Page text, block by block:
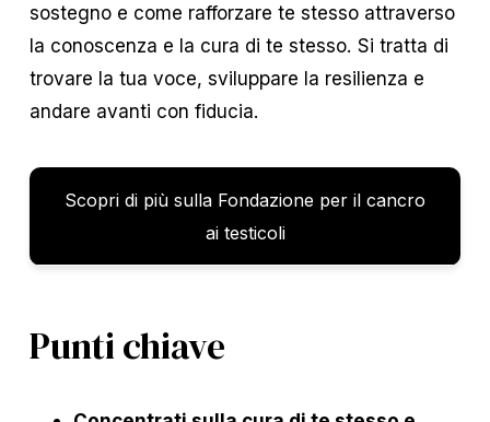
sostegno e come rafforzare te stesso attraverso
la conoscenza e la cura di te stesso. Si tratta di
trovare la tua voce, sviluppare la resilienza e
andare avanti con fiducia.
Scopri di più sulla Fondazione per il cancro
ai testicoli
Punti chiave